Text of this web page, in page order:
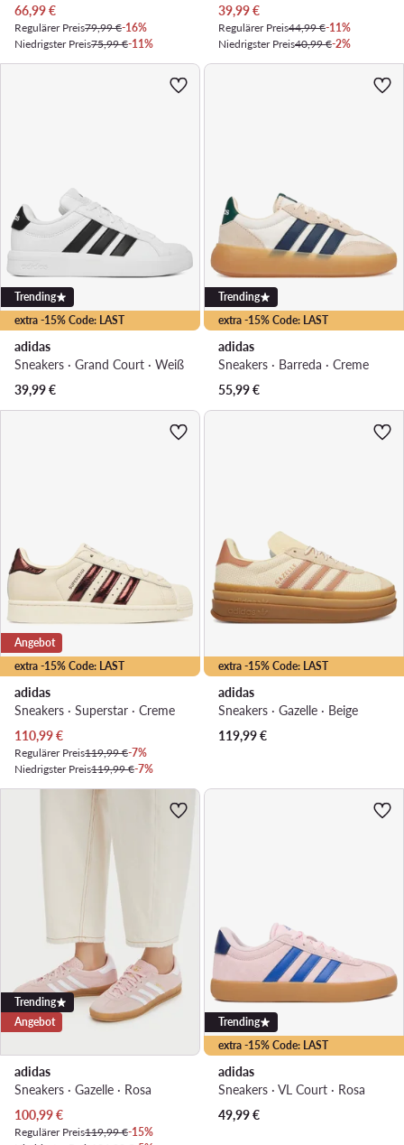
Aktueller Preis
66,99€
Regulärer Preis79,99 €-16%
Niedrigster Preis75,99 €-11%
Aktueller Preis
39,99€
Regulärer Preis44,99 €-11%
Niedrigster Preis40,99 €-2%
extra -15% Code: LAST
Trending
adidas
Sneakers · Grand Court · Weiß
39,99€
extra -15% Code: LAST
Trending
adidas
Sneakers · Barreda · Creme
55,99€
extra -15% Code: LAST
Angebot
adidas
Sneakers · Superstar · Creme
Aktueller Preis
110,99€
Regulärer Preis119,99 €-7%
Niedrigster Preis119,99 €-7%
extra -15% Code: LAST
adidas
Sneakers · Gazelle · Beige
119,99€
Trending
Angebot
adidas
Sneakers · Gazelle · Rosa
Aktueller Preis
100,99€
Regulärer Preis119,99 €-15%
extra -15% Code: LAST
Trending
adidas
Sneakers · VL Court · Rosa
49,99€